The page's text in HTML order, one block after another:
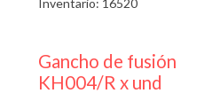
Gancho de fusión
KH004/R x und